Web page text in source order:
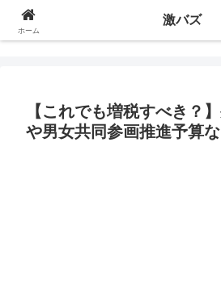
【これでも増税すべき？
や男女共同参画推進予算
ホーム
激バズ